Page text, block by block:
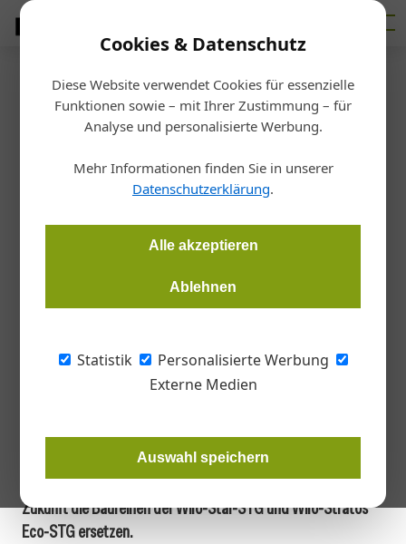
Cookies & Datenschutz
Diese Website verwendet Cookies für essenzielle
Funktionen sowie – mit Ihrer Zustimmung – für
Analyse und personalisierte Werbung.
Mehr Informationen finden Sie in unserer
Datenschutzerklärung.
Alle akzeptieren
Ablehnen
Statistik
Personalisierte Werbung
Externe Medien
Auswahl speichern
Startseite/Haustechnik
Die anpassungsfähige Lösung
zur Nutzung erneuerbarer
Energien
genutzt werden, um sich an die Bedürfnisse der Kunden
anzupassen. Deshalb bringt Wilo eine Nassläufer-
Anpassungsfähigkeit auszeichnet und vor allem
kosteneffizient ist. Die Hocheffizienzpumpe Wilo-Yonos PICO-
STG, mit einem Energieeffizienzindex (EEI) ≤ 0.23, wird in
Zukunft die Baureihen der Wilo-Star-STG und Wilo-Stratos
Eco-STG ersetzen.